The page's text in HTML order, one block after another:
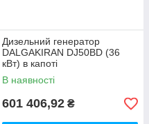
Дизельний генератор
DALGAKIRAN DJ50BD (36
кВт) в капоті
В наявності
601 406,92 ₴